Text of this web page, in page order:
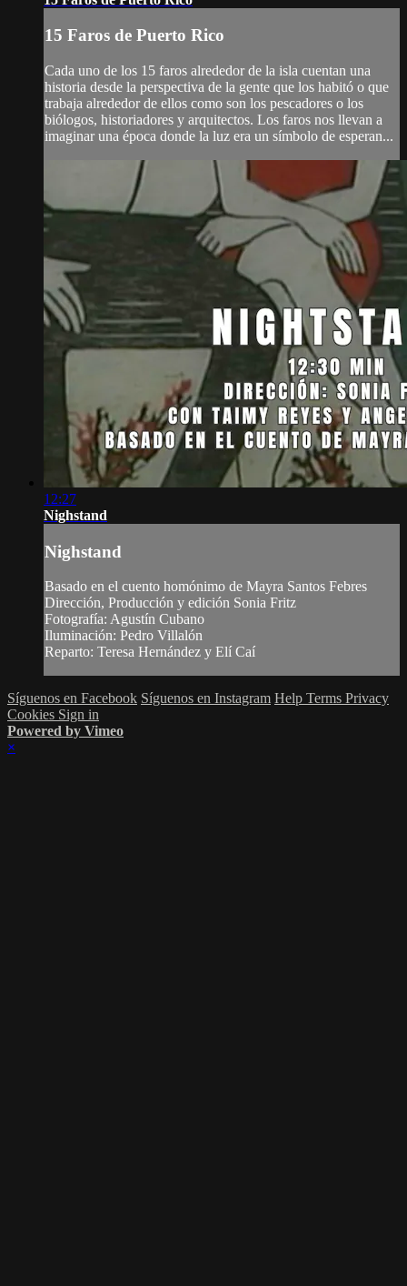
15 Faros de Puerto Rico
Cada uno de los 15 faros alrededor de la isla cuentan una
historia desde la perspectiva de la gente que los habitó o que
trabaja alrededor de ellos como son los pescadores o los
biólogos, historiadores y arquitectos. Los faros nos llevan a
imaginar una época donde la luz era un símbolo de esperan...
12:27
Nighstand
Nighstand
Basado en el cuento homónimo de Mayra Santos Febres
Dirección, Producción y edición Sonia Fritz
Fotografía: Agustín Cubano
Iluminación: Pedro Villalón
Reparto: Teresa Hernández y Elí Caí
Síguenos en Facebook Síguenos en Instagram Help Terms Privacy
Cookies Sign in
Powered by Vimeo
×